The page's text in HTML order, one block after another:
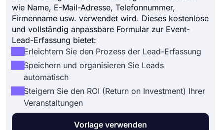
wie Name, E-Mail-Adresse, Telefonnummer,
Firmenname usw. verwendet wird. Dieses kostenlose
und vollständig anpassbare Formular zur Event-
Lead-Erfassung bietet:
Erleichtern Sie den Prozess der Lead-Erfassung
Speichern und organisieren Sie Leads
automatisch
Steigern Sie den ROI (Return on Investment) Ihrer
Veranstaltungen
Vorlage verwenden